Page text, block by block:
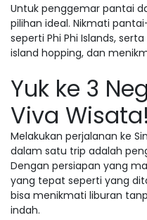
Untuk penggemar pantai
pilihan ideal. Nikmati
seperti Phi Phi Islands,
island hopping, dan
Yuk ke 3
Viva Wisata!
Melakukan perjalanan ke
dalam satu trip adalah
Dengan persiapan yang
yang tepat seperti yang
bisa menikmati liburan
indah.